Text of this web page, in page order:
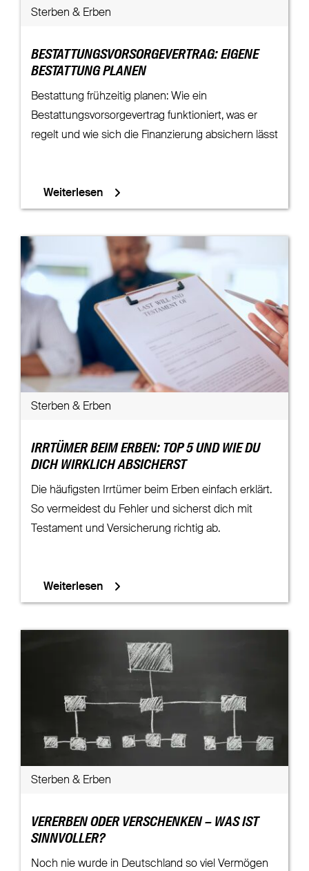
Sterben & Erben
BESTATTUNGSVORSORGEVERTRAG: EIGENE
BESTATTUNG PLANEN
Bestattung frühzeitig planen: Wie ein
Bestattungsvorsorgevertrag funktioniert, was er
regelt und wie sich die Finanzierung absichern lässt
Weiterlesen
Sterben & Erben
IRRTÜMER BEIM ERBEN: TOP 5 UND WIE DU
DICH WIRKLICH ABSICHERST
Die häufigsten Irrtümer beim Erben einfach erklärt.
So vermeidest du Fehler und sicherst dich mit
Testament und Versicherung richtig ab.
Weiterlesen
Sterben & Erben
VERERBEN ODER VERSCHENKEN – WAS IST
SINNVOLLER?
Noch nie wurde in Deutschland so viel Vermögen